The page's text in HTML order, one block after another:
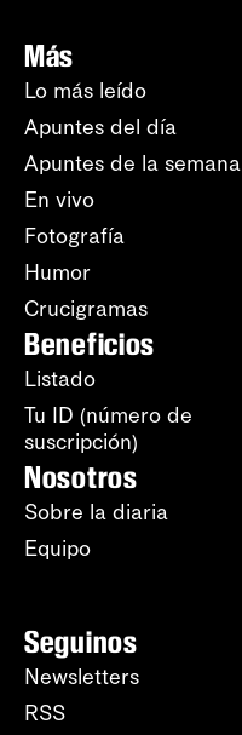
Más
Lo más leído
Apuntes del día
Apuntes de la semana
En vivo
Fotografía
Humor
Crucigramas
Beneficios
Listado
Tu ID (número de
suscripción)
Nosotros
Sobre la diaria
Equipo
Seguinos
Newsletters
RSS